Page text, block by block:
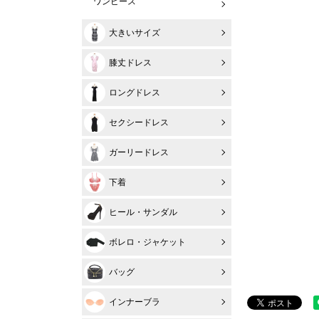
大きいサイズ
膝丈ドレス
ロングドレス
セクシードレス
ガーリードレス
下着
ヒール・サンダル
ボレロ・ジャケット
バッグ
インナーブラ